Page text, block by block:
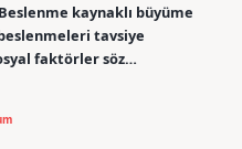
kaynaklı büyüme
tavsiye
faktörler söz…